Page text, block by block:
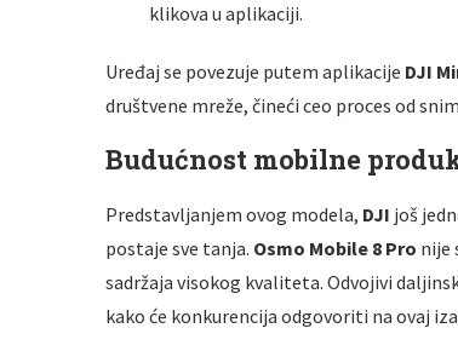
klikova u aplikaciji.
Uređaj se povezuje putem aplikacije DJI
društvene mreže, čineći ceo proces od
Budućnost mobilne
Predstavljanjem ovog modela, DJI još
postaje sve tanja. Osmo Mobile 8 Pro nije
sadržaja visokog kvaliteta. Odvojivi
kako će konkurencija odgovoriti na ovaj